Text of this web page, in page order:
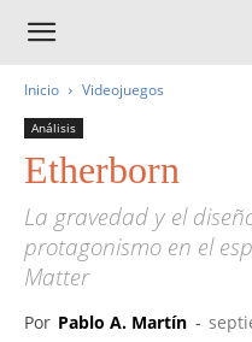
Inicio Videojuegos
Análisis
Etherborn
La gravedad y el
protagonismo en el
Matter
Por Pablo A. Martín -